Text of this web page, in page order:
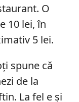
O
10 lei, în
5 lei.
spune că
de la
La fel e și